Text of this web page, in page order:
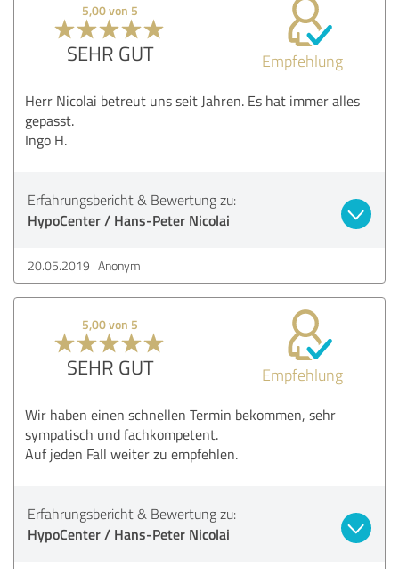
5,00 von 5
SEHR GUT Empfehlung
Herr Nicolai betreut uns seit Jahren. Es hat immer alles
gepasst.
Ingo H.
Erfahrungsbericht & Bewertung zu:
HypoCenter / Hans-Peter Nicolai
20.05.2019 Anonym
5,00 von 5
SEHR GUT Empfehlung
Wir haben einen schnellen Termin bekommen, sehr
sympatisch und fachkompetent.
Auf jeden Fall weiter zu empfehlen.
Erfahrungsbericht & Bewertung zu:
HypoCenter / Hans-Peter Nicolai